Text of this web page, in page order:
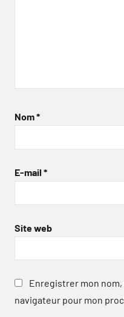
Nom*
E-mail *
Site web
Enregistrer mon
navigateur pour mon